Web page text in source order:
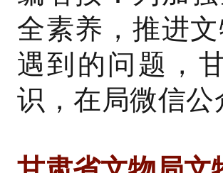
全素养，推进
遇到的问题，
识，在局微信